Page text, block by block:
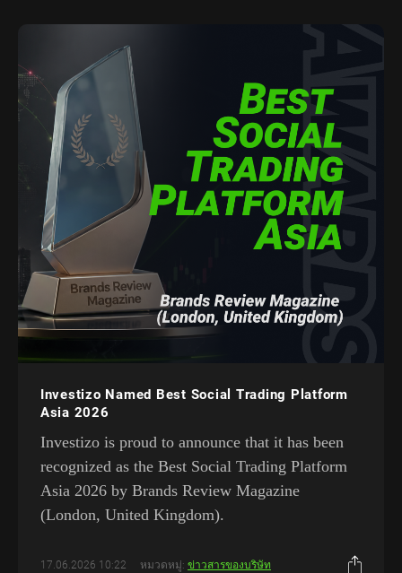
Investizo Named Best Social Trading Platform
Asia 2026
Investizo is proud to announce that it has been
recognized as the Best Social Trading Platform
Asia 2026 by Brands Review Magazine
(London, United Kingdom).
17.06.2026 10:22 หมวดหมู่: ข่าวสารของบริษัท